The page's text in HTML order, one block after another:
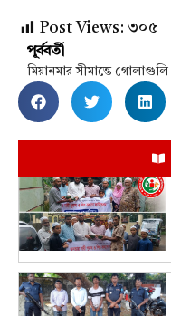
Post Views: ৩০৫
পূর্ববর্তী